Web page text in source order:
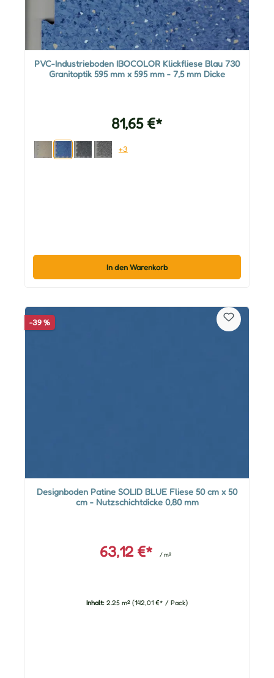
PVC-Industrieboden IBOCOLOR Klickfliese Blau 730
Granitoptik 595 mm x 595 mm - 7,5 mm Dicke
81,65 €*
+3
In den Warenkorb
-39 %
Designboden Patine SOLID BLUE Fliese 50 cm x 50
cm - Nutzschichtdicke 0,80 mm
63,12 €* / m²
Inhalt: 2.25 m² (142,01 €* / Pack)